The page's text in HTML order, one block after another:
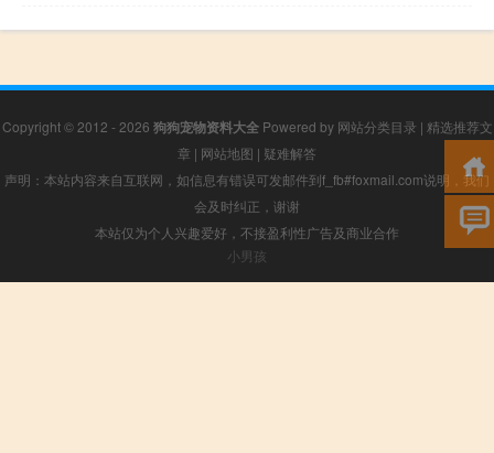
Copyright © 2012 - 2026 狗狗宠物资料大全Powered by 网站分类目录 | 精选推荐文
章 | 网站地图 | 疑难解答
声明：本站内容来自互联网，如信息有错误可发邮件到f_fb#foxmail.com说明，我们
会及时纠正，谢谢
本站仅为个人兴趣爱好，不接盈利性广告及商业合作
小男孩